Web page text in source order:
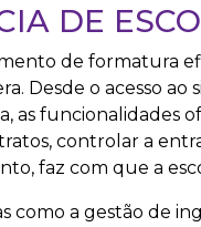
DE
de formatura
Desde o acesso
as funcionalidades
controlar a
faz com que a
como a gestão de